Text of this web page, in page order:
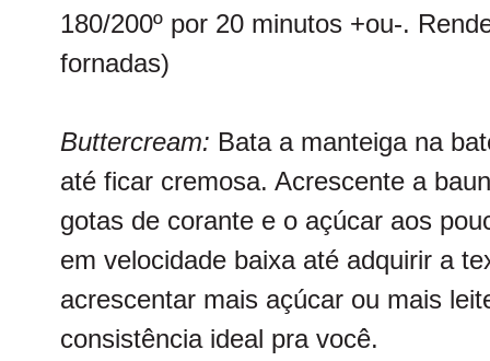
180/200º por 20 minutos +ou-.
fornadas)
Buttercream: Bata a manteiga na
até ficar cremosa. Acrescente a
gotas de corante e o açúcar aos
em velocidade baixa até adquirir a
acrescentar mais açúcar ou mais
consistência ideal pra você.